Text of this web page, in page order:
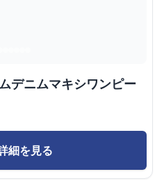
デニムマキシワンピー
細を見る